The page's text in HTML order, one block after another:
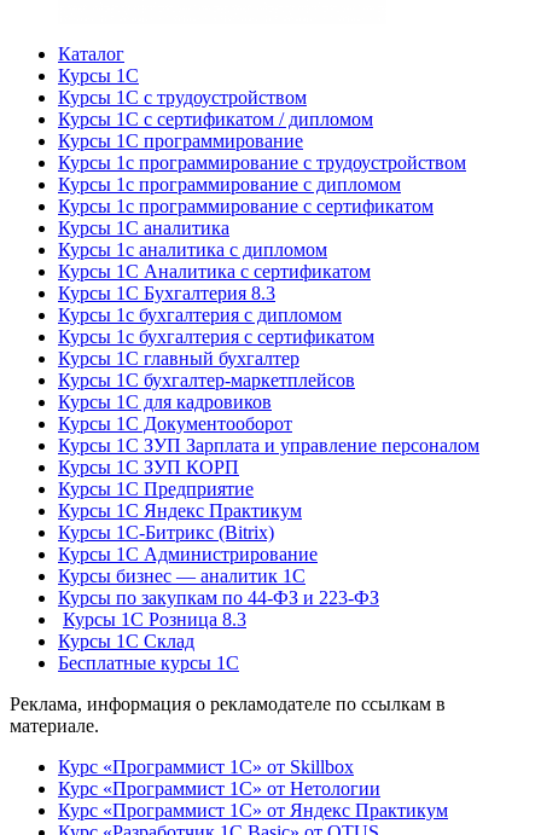
Каталог
Курсы 1С
Курсы 1С с трудоустройством
Курсы 1С с сертификатом / дипломом
Курсы 1С программирование
Курсы 1с программирование с трудоустройством
Курсы 1с программирование с дипломом
Курсы 1с программирование с сертификатом
Курсы 1С аналитика
Курсы 1с аналитика с дипломом
Курсы 1С Аналитика с сертификатом
Курсы 1С Бухгалтерия 8.3
Курсы 1с бухгалтерия с дипломом
Курсы 1с бухгалтерия с сертификатом
Курсы 1С главный бухгалтер
Курсы 1С бухгалтер-маркетплейсов
Курсы 1С для кадровиков
Курсы 1С Документооборот
Курсы 1С ЗУП Зарплата и управление персоналом
Курсы 1С ЗУП КОРП
Курсы 1С Предприятие
Курсы 1С Яндекс Практикум
Курсы 1С-Битрикс (Bitrix)
Курсы 1С Администрирование
Курсы бизнес — аналитик 1С
Курсы по закупкам по 44‑ФЗ и 223‑ФЗ
Курсы 1С Розница 8.3
Курсы 1С Склад
Бесплатные курсы 1С
Реклама, информация о рекламодателе по ссылкам в
материале.
Курс «Программист 1С» от Skillbox
Курс «Программист 1С» от Нетологии
Курс «Программист 1С» от Яндекс Практикум